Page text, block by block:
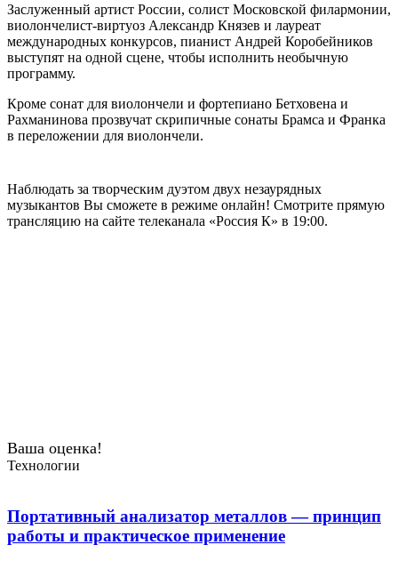
Заслуженный артист России, солист Московской филармонии,
виолончелист-виртуоз Александр Князев и лауреат
международных конкурсов, пианист Андрей Коробейников
выступят на одной сцене, чтобы исполнить необычную
программу.
Кроме сонат для виолончели и фортепиано Бетховена и
Рахманинова прозвучат скрипичные сонаты Брамса и Франка
в переложении для виолончели.
Наблюдать за творческим дуэтом двух незаурядных
музыкантов Вы сможете в режиме онлайн! Смотрите прямую
трансляцию на сайте телеканала «Россия К» в 19:00.
Ваша оценка!
Технологии
Портативный анализатор металлов — принцип
работы и практическое применение